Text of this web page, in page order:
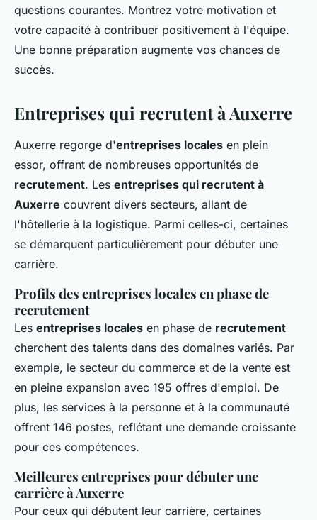
questions courantes. Montrez votre motivation et
votre capacité à contribuer positivement à l'équipe.
Une bonne préparation augmente vos chances de
succès.
Entreprises qui recrutent à Auxerre
Auxerre regorge d'entreprises locales en plein
essor, offrant de nombreuses opportunités de
recrutement. Les entreprises qui recrutent à
Auxerre couvrent divers secteurs, allant de
l'hôtellerie à la logistique. Parmi celles-ci, certaines
se démarquent particulièrement pour débuter une
carrière.
Profils des entreprises locales en phase de
recrutement
Les entreprises locales en phase de recrutement
cherchent des talents dans des domaines variés. Par
exemple, le secteur du commerce et de la vente est
en pleine expansion avec 195 offres d'emploi. De
plus, les services à la personne et à la communauté
offrent 146 postes, reflétant une demande croissante
pour ces compétences.
Meilleures entreprises pour débuter une
carrière à Auxerre
Pour ceux qui débutent leur carrière, certaines